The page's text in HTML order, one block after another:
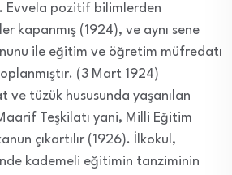
Evvela pozitif bilimlerden
kapanmış (1924), ve aynı sene
ile eğitim ve öğretim müfredatı
(3 Mart 1924)
ve tüzük hususunda yaşanılan
Teşkilatı yani, Milli Eğitim
çıkartılır (1926). İlkokul,
kademeli eğitimin tanziminin